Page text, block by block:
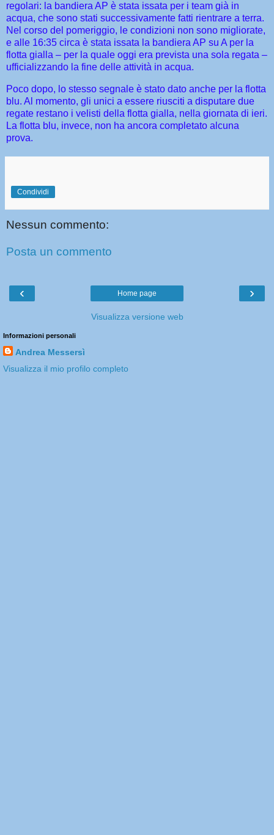
regolari: la bandiera AP è stata issata per i team già in
acqua, che sono stati successivamente fatti rientrare a terra.
Nel corso del pomeriggio, le condizioni non sono migliorate,
e alle 16:35 circa è stata issata la bandiera AP su A per la
flotta gialla – per la quale oggi era prevista una sola regata –
ufficializzando la fine delle attività in acqua.
Poco dopo, lo stesso segnale è stato dato anche per la flotta
blu. Al momento, gli unici a essere riusciti a disputare due
regate restano i velisti della flotta gialla, nella giornata di ieri.
La flotta blu, invece, non ha ancora completato alcuna
prova.
Condividi
Nessun commento:
Posta un commento
‹ ›
Home page
Visualizza versione web
Informazioni personali
Andrea Messersì
Visualizza il mio profilo completo